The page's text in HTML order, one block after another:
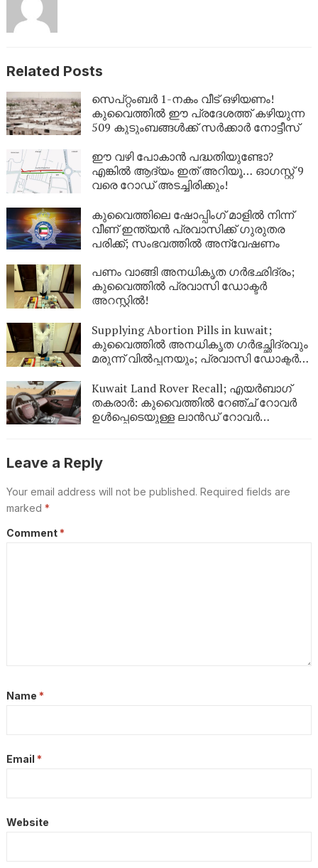
Related Posts
സെപ്റ്റംബർ 1-നകം വീട് ഒഴിയണം!
കുവൈത്തിൽ ഈ പ്രദേശത്ത് കഴിയുന്ന
509 കുടുംബങ്ങൾക്ക് സർക്കാർ നോട്ടീസ്
ഈ വഴി പോകാൻ പദ്ധതിയുണ്ടോ?
എങ്കിൽ ആദ്യം ഇത് അറിയൂ… ഓഗസ്റ്റ് 9
വരെ റോഡ് അടച്ചിരിക്കും!
കുവൈത്തിലെ ഷോപ്പിംഗ് മാളിൽ നിന്ന്
വീണ് ഇന്ത്യൻ പ്രവാസിക്ക് ഗുരുതര
പരിക്ക്; സംഭവത്തിൽ അന്വേഷണം
പണം വാങ്ങി അനധികൃത ഗർഭഛിദ്രം;
കുവൈത്തിൽ പ്രവാസി ഡോക്ടർ
അറസ്റ്റിൽ!
Supplying Abortion Pills ​in kuwait;
കുവൈത്തിൽ അനധികൃത ഗർഭച്ഛിദ്രവും
മരുന്ന് വിൽപ്പനയും; പ്രവാസി ഡോക്ടർ
Kuwait Land Rover Recall; എയർബാഗ്
തകരാർ: കുവൈത്തിൽ റേഞ്ച് റോവർ
ഉൾപ്പെടെയുള്ള ലാൻഡ് റോവർ
Leave a Reply
Your email address will not be published. Required fields are
marked *
Comment *
Name *
Email *
Website